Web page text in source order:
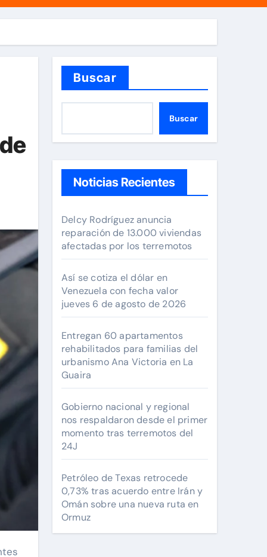
Buscar
Buscar
Noticias Recientes
Delcy Rodríguez anuncia
reparación de 13.000 viviendas
afectadas por los terremotos
Así se cotiza el dólar en
Venezuela con fecha valor
jueves 6 de agosto de 2026
Entregan 60 apartamentos
rehabilitados para familias del
urbanismo Ana Victoria en La
Guaira
Gobierno nacional y regional
nos respaldaron desde el primer
momento tras terremotos del
24J
Petróleo de Texas retrocede
0,73% tras acuerdo entre Irán y
Omán sobre una nueva ruta en
Ormuz